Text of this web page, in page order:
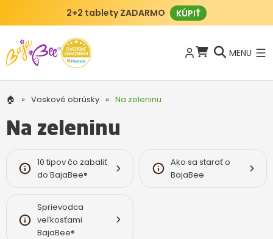
2+2 tablety ZADARMO KÚPIŤ
MENU
🏠 » Voskové obrúsky » Na zeleninu
Na zeleninu
10 tipov čo zabaliť
do BajaBee®
Ako sa starať o
BajaBee
Sprievodca
veľkosťami
BajaBee®